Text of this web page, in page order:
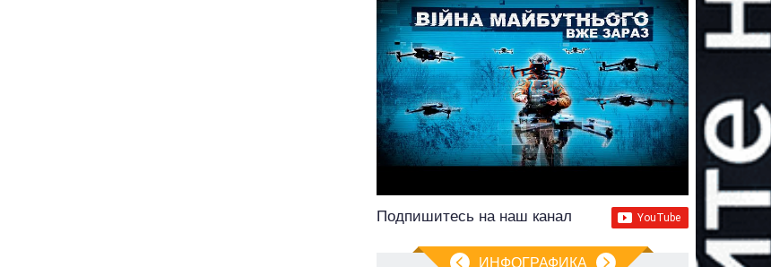
Подпишитесь на наш канал
ИНФОГРАФИКА